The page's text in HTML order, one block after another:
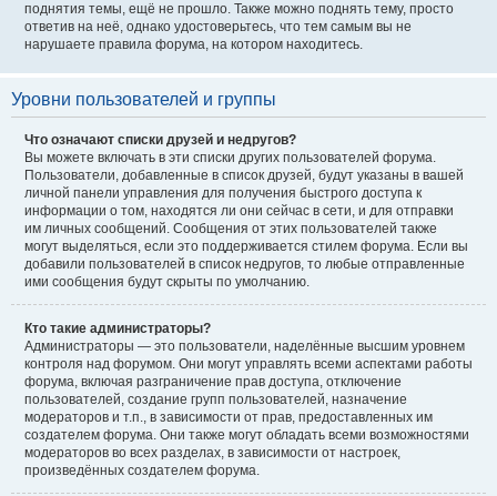
поднятия темы, ещё не прошло. Также можно поднять тему, просто
ответив на неё, однако удостоверьтесь, что тем самым вы не
нарушаете правила форума, на котором находитесь.
Уровни пользователей и группы
Что означают списки друзей и недругов?
Вы можете включать в эти списки других пользователей форума.
Пользователи, добавленные в список друзей, будут указаны в вашей
личной панели управления для получения быстрого доступа к
информации о том, находятся ли они сейчас в сети, и для отправки
им личных сообщений. Сообщения от этих пользователей также
могут выделяться, если это поддерживается стилем форума. Если вы
добавили пользователей в список недругов, то любые отправленные
ими сообщения будут скрыты по умолчанию.
Кто такие администраторы?
Администраторы — это пользователи, наделённые высшим уровнем
контроля над форумом. Они могут управлять всеми аспектами работы
форума, включая разграничение прав доступа, отключение
пользователей, создание групп пользователей, назначение
модераторов и т.п., в зависимости от прав, предоставленных им
создателем форума. Они также могут обладать всеми возможностями
модераторов во всех разделах, в зависимости от настроек,
произведённых создателем форума.